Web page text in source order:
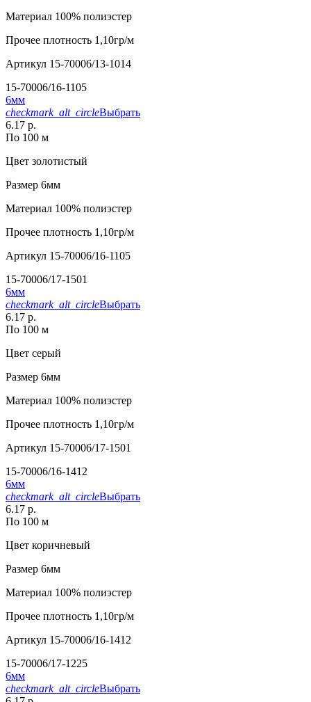
Материал 100% полиэстер
Прочее плотность 1,10гр/м
Артикул 15-70006/13-1014
15-70006/16-1105
6мм
checkmark_alt_circleВыбрать
6.17 р.
По 100 м
Цвет золотистый
Размер 6мм
Материал 100% полиэстер
Прочее плотность 1,10гр/м
Артикул 15-70006/16-1105
15-70006/17-1501
6мм
checkmark_alt_circleВыбрать
6.17 р.
По 100 м
Цвет серый
Размер 6мм
Материал 100% полиэстер
Прочее плотность 1,10гр/м
Артикул 15-70006/17-1501
15-70006/16-1412
6мм
checkmark_alt_circleВыбрать
6.17 р.
По 100 м
Цвет коричневый
Размер 6мм
Материал 100% полиэстер
Прочее плотность 1,10гр/м
Артикул 15-70006/16-1412
15-70006/17-1225
6мм
checkmark_alt_circleВыбрать